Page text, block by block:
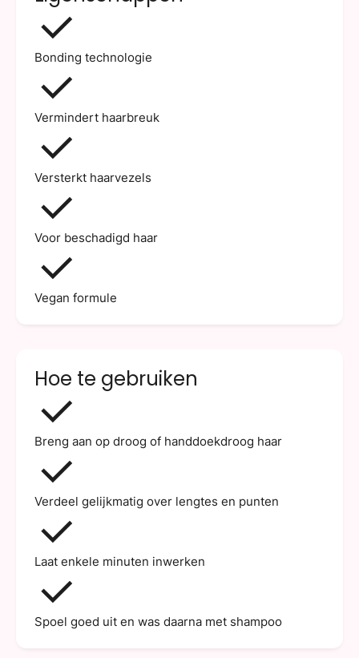
Bonding technologie
Vermindert haarbreuk
Versterkt haarvezels
Voor beschadigd haar
Vegan formule
Hoe te gebruiken
Breng aan op droog of handdoekdroog haar
Verdeel gelijkmatig over lengtes en punten
Laat enkele minuten inwerken
Spoel goed uit en was daarna met shampoo